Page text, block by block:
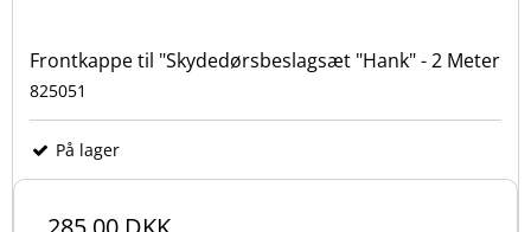
Frontkappe til "Skydedørsbeslagsæt "Hank" - 2 Meter
825051
På lager